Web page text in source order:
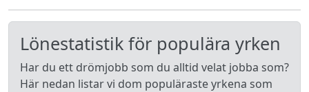
Lönestatistik för populära yrken
Har du ett drömjobb som du alltid velat jobba som?
Här nedan listar vi dom populäraste yrkena som